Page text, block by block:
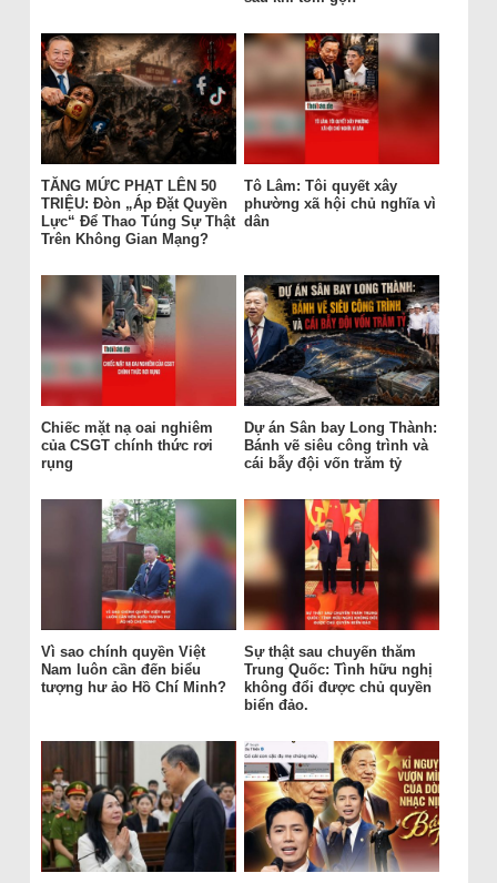
TĂNG MỨC PHẠT LÊN 50
TRIỆU: Đòn „Áp Đặt Quyền
Lực“ Để Thao Túng Sự Thật
Trên Không Gian Mạng?
Tô Lâm: Tôi quyết xây
phường xã hội chủ nghĩa vì
dân
Chiếc mặt nạ oai nghiêm
của CSGT chính thức rơi
rụng
Dự án Sân bay Long Thành:
Bánh vẽ siêu công trình và
cái bẫy đội vốn trăm tỷ
Vì sao chính quyền Việt
Nam luôn cần đến biểu
tượng hư ảo Hồ Chí Minh?
Sự thật sau chuyến thăm
Trung Quốc: Tình hữu nghị
không đổi được chủ quyền
biển đảo.